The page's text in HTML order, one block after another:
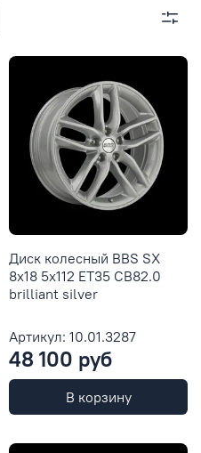
Диск колесный BBS SX
8x18 5x112 ET35 CB82.0
brilliant silver
Артикул: 10.01.3287
48 100 руб
В корзину